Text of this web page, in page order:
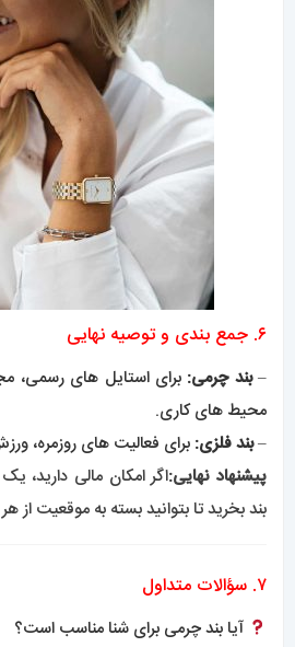
۶. جمع بندی و توصیه نهایی
–بند چرمی: برای استایل های رسمی،
محیط های کاری.
–بند فلزی: برای فعالیت های روزمره،
پیشنهاد نهایی:اگر امکان مالی دارید،
بند بخرید تا بتوانید بسته به موقعیت از
۷. سؤالات متداول
آیا بند چرمی برای شنا مناسب است؟